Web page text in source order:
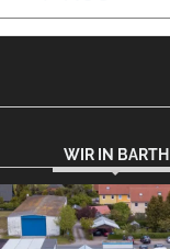
WIR IN BARTH